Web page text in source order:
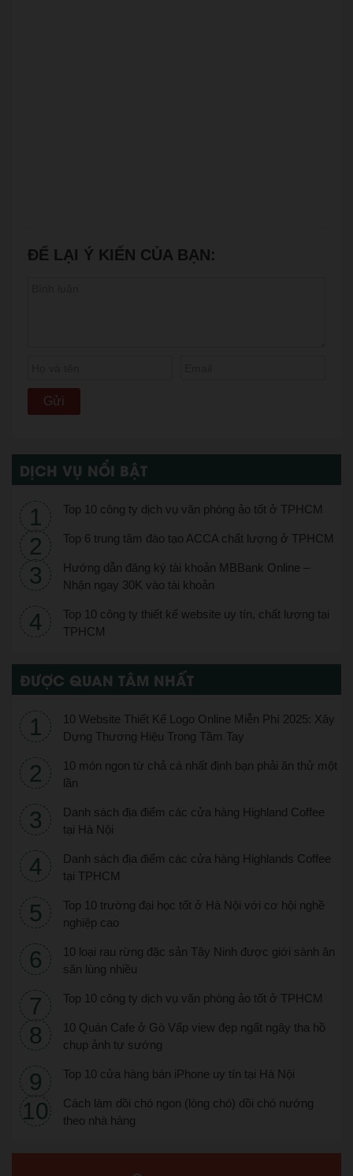
ĐỂ LẠI Ý KIẾN CỦA BẠN:
DỊCH VỤ NỔI BẬT
Top 10 công ty dịch vụ văn phòng ảo tốt ở TPHCM
Top 6 trung tâm đào tạo ACCA chất lượng ở TPHCM
Hướng dẫn đăng ký tài khoản MBBank Online –
Nhận ngay 30K vào tài khoản
Top 10 công ty thiết kế website uy tín, chất lượng tại
TPHCM
ĐƯỢC QUAN TÂM NHẤT
10 Website Thiết Kế Logo Online Miễn Phí 2025: Xây
Dựng Thương Hiệu Trong Tầm Tay
10 món ngon từ chả cá nhất định bạn phải ăn thử một
lần
Danh sách địa điểm các cửa hàng Highland Coffee
tại Hà Nội
Danh sách địa điểm các cửa hàng Highlands Coffee
tại TPHCM
Top 10 trường đại học tốt ở Hà Nội với cơ hội nghề
nghiệp cao
10 loại rau rừng đặc sản Tây Ninh được giới sành ăn
săn lùng nhiều
Top 10 công ty dịch vụ văn phòng ảo tốt ở TPHCM
10 Quán Cafe ở Gò Vấp view đẹp ngất ngây tha hồ
chụp ảnh tự sướng
Top 10 cửa hàng bán iPhone uy tín tại Hà Nội
Cách làm dồi chó ngon (lòng chó) dồi chó nướng
theo nhà hàng